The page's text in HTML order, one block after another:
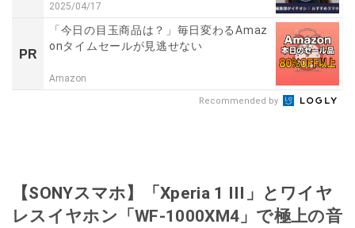
2025/04/17
PR
「今日の目玉商品は？」毎日変わるAmaz
onタイムセールが見逃せない
Amazon
Recommended by
【SONYスマホ】「Xperia 1 III」とワイヤ
レスイヤホン「WF-1000XM4」で極上の音